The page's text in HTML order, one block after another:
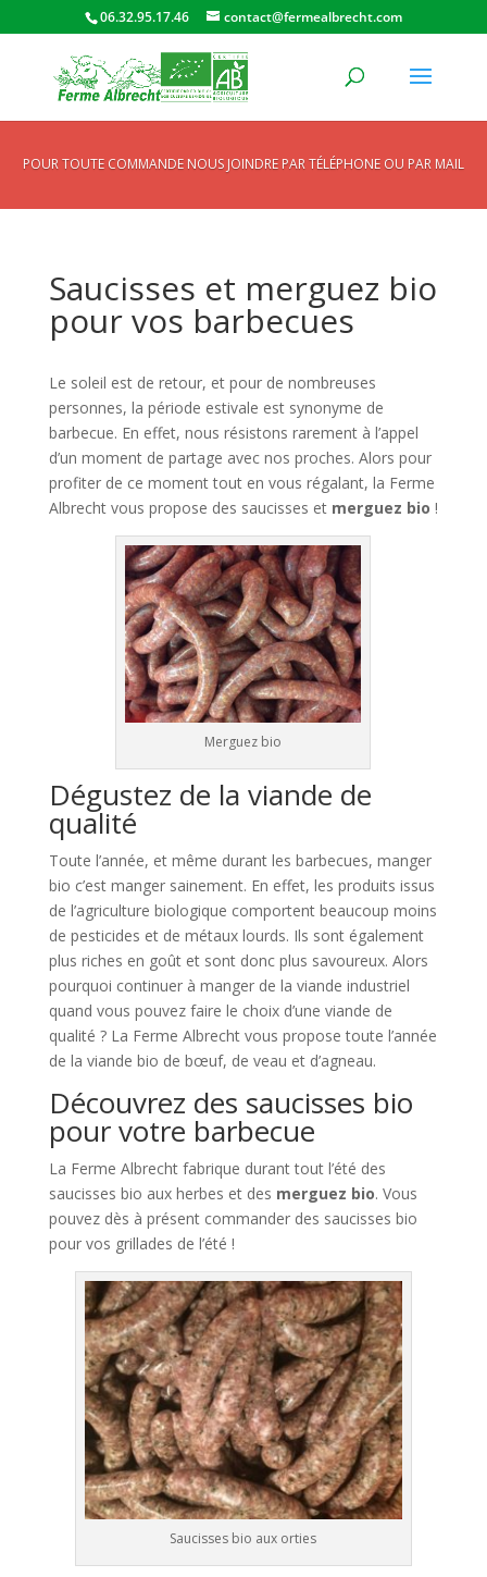
06.32.95.17.46 contact@fermealbrecht.com
POUR TOUTE COMMANDE NOUS JOINDRE PAR TÉLÉPHONE OU PAR MAIL
Saucisses et merguez bio
pour vos barbecues
Le soleil est de retour, et pour de nombreuses
personnes, la période estivale est synonyme de
barbecue. En effet, nous résistons rarement à l’appel
d’un moment de partage avec nos proches. Alors pour
profiter de ce moment tout en vous régalant, la Ferme
Albrecht vous propose des saucisses et merguez bio !
Merguez bio
Dégustez de la viande de
qualité
Toute l’année, et même durant les barbecues, manger
bio c’est manger sainement. En effet, les produits issus
de l’agriculture biologique comportent beaucoup moins
de pesticides et de métaux lourds. Ils sont également
plus riches en goût et sont donc plus savoureux. Alors
pourquoi continuer à manger de la viande industriel
quand vous pouvez faire le choix d’une viande de
qualité ? La Ferme Albrecht vous propose toute l’année
de la viande bio de bœuf, de veau et d’agneau.
Découvrez des saucisses bio
pour votre barbecue
La Ferme Albrecht fabrique durant tout l’été des
saucisses bio aux herbes et des merguez bio. Vous
pouvez dès à présent commander des saucisses bio
pour vos grillades de l’été !
Saucisses bio aux orties